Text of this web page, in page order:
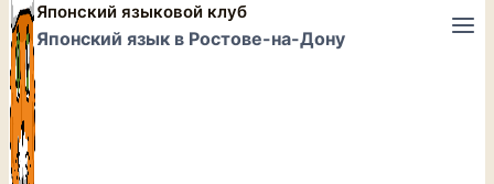
Японский языковой клуб
Японский язык в Ростове-на-Дону